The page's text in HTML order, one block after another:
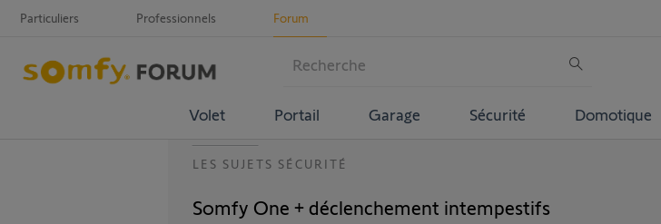
Particuliers Professionnels Forum
Volet Portail Garage Sécurité Domotique
LES SUJETS SÉCURITÉ
Somfy One + déclenchement intempestifs